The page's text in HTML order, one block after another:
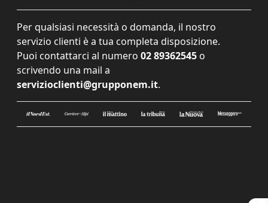
Per qualsiasi necessità o domanda, il nostro
servizio clienti è a tua completa disposizione.
Puoi contattarci al numero 02 89362545 o
scrivendo una mail a
servizioclienti@grupponem.it.